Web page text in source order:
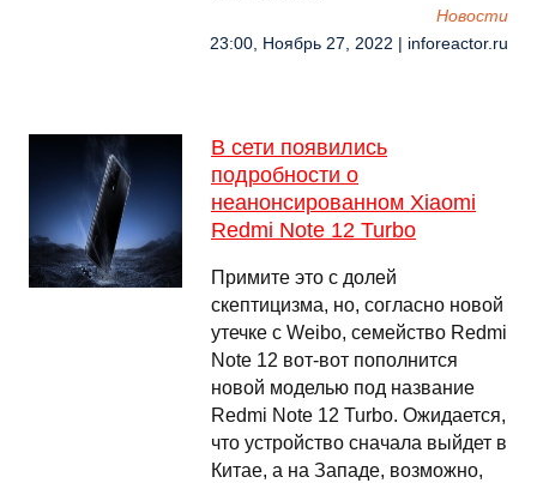
Новости
23:00, Ноябрь 27, 2022 | inforeactor.ru
В сети появились
подробности о
неанонсированном Xiaomi
Redmi Note 12 Turbo
Примите это с долей
скептицизма, но, согласно новой
утечке с Weibo, семейство Redmi
Note 12 вот-вот пополнится
новой моделью под название
Redmi Note 12 Turbo. Ожидается,
что устройство сначала выйдет в
Китае, а на Западе, возможно,